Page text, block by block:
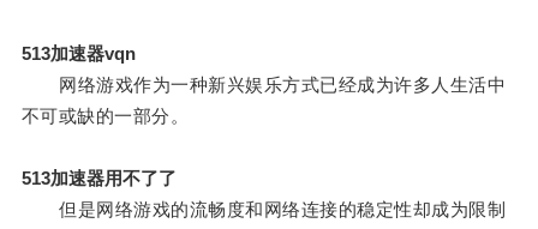
513加速器vqn
网络游戏作为一种新兴娱乐方式已经成为许多人生活中
不可或缺的一部分。
513加速器用不了了
但是网络游戏的流畅度和网络连接的稳定性却成为限制